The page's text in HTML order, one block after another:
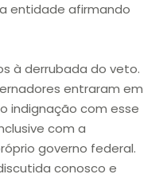
entidade afirmando
à derrubada do veto.
entraram em
indignação com esse
com a
governo federal.
conosco e